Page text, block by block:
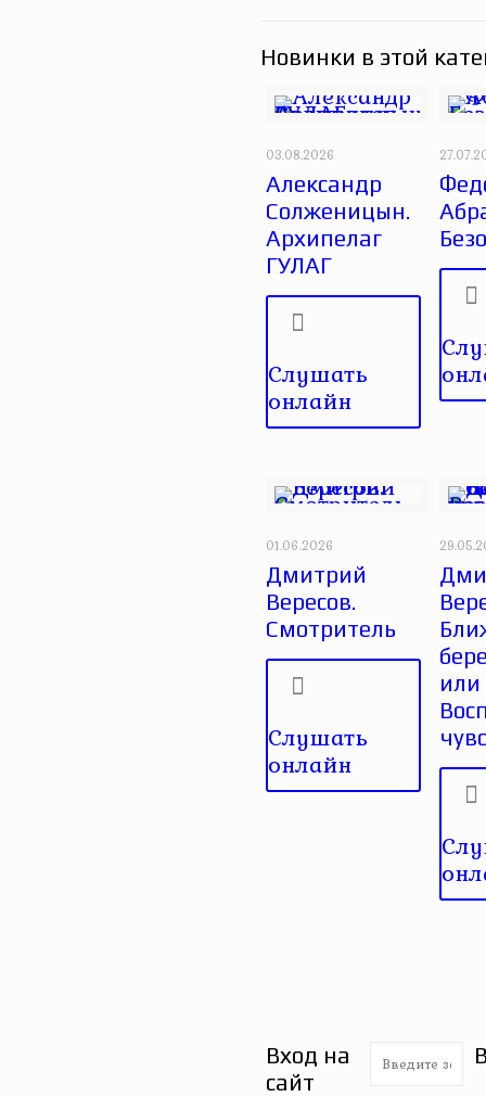
Новинки в этой
03.08.2026
Александр
Солженицын.
Архипелаг
ГУЛАГ
Слушать
онлайн
01.06.2026
Дмитрий
Вересов.
Смотритель
Слушать
онлайн
или
Вход на
сайт